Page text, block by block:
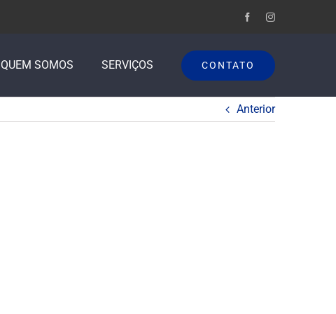
QUEM SOMOS SERVIÇOS CONTATO
Anterior